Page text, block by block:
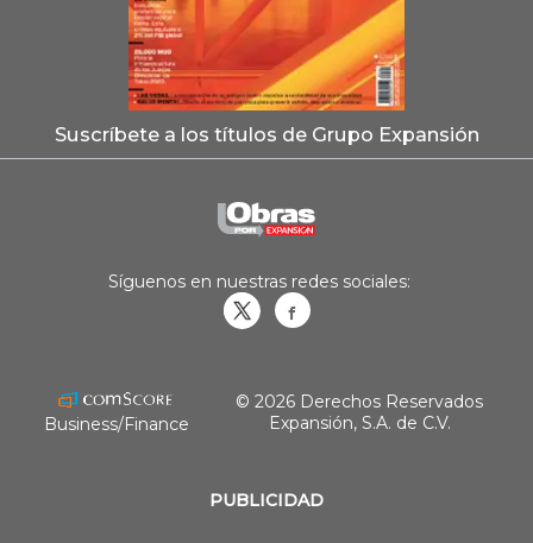
Suscríbete a los títulos de Grupo Expansión
PUBLICIDAD
Síguenos en nuestras redes sociales:
Business/Finance
© 2026 Derechos Reservados
Expansión, S.A. de C.V.